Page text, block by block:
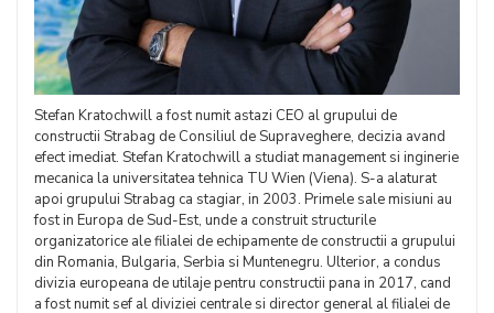
Stefan Kratochwill a fost numit astazi CEO al grupului de
constructii Strabag de Consiliul de Supraveghere, decizia avand
efect imediat. Stefan Kratochwill a studiat management si inginerie
mecanica la universitatea tehnica TU Wien (Viena). S-a alaturat
apoi grupului Strabag ca stagiar, in 2003. Primele sale misiuni au
fost in Europa de Sud-Est, unde a construit structurile
organizatorice ale filialei de echipamente de constructii a grupului
din Romania, Bulgaria, Serbia si Muntenegru. Ulterior, a condus
divizia europeana de utilaje pentru constructii pana in 2017, cand
a fost numit sef al diviziei centrale si director general al filialei de